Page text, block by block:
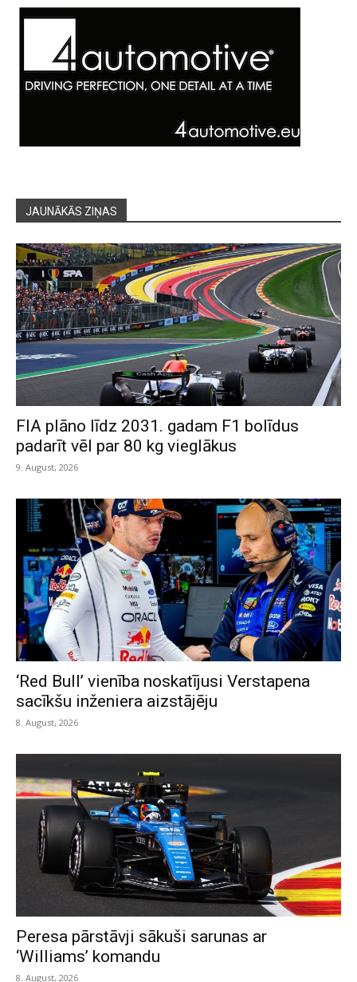
JAUNĀKĀS ZIŅAS
FIA plāno līdz 2031. gadam F1 bolīdus
padarīt vēl par 80 kg vieglākus
9. August, 2026
‘Red Bull’ vienība noskatījusi Verstapena
sacīkšu inženiera aizstājēju
8. August, 2026
Peresa pārstāvji sākuši sarunas ar
‘Williams’ komandu
8. August, 2026